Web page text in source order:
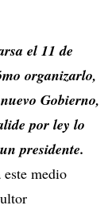
el 11 de
organizarlo,
Gobierno,
por ley lo
presidente.
medio